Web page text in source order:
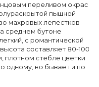
переливом окрас
пышной
махровых лепестков
среднем бутоне
с романтической
составляет 80-100
плотном стебле цветки
одному, но бывает и по